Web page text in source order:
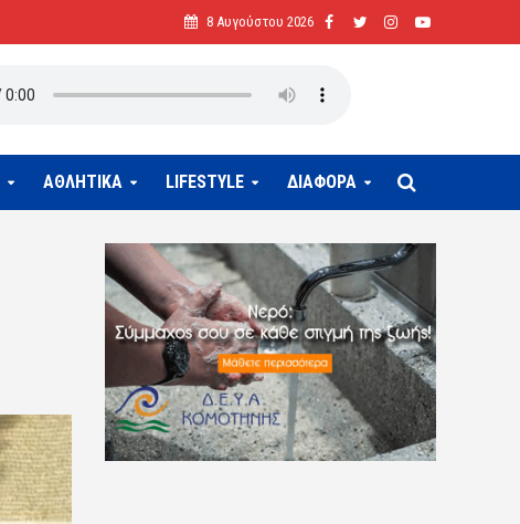
8 Αυγούστου 2026
ΑΘΛΗΤΙΚΑ LIFESTYLE ΔΙΑΦΟΡΑ